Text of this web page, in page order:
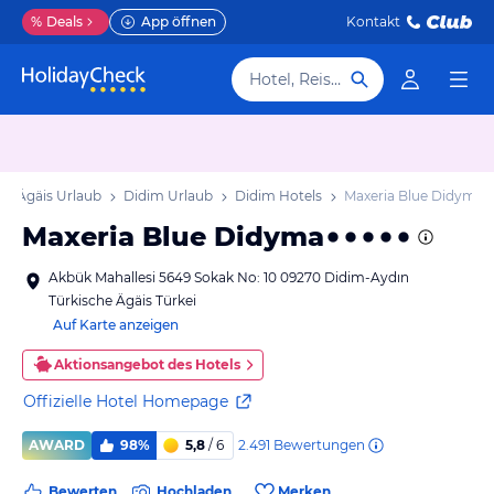
% Deals App öffnen Kontakt
Hotel, Reiseziel
Ägäis Urlaub Didim Urlaub Didim Hotels Maxeria Blue Didyma
Maxeria Blue Didyma
Akbük Mahallesi 5649 Sokak No: 10 09270 Didim-Aydın
Türkische Ägäis Türkei
Auf Karte anzeigen
Aktionsangebot des Hotels
Offizielle Hotel Homepage
AWARD 98% 5,8 / 6 2.491 Bewertungen